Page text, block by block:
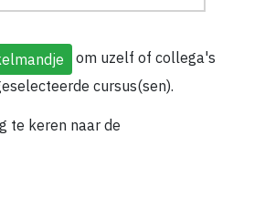
om uzelf of collega's
cursus(sen).
te keren naar de